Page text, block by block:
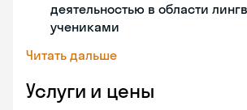
деятельностью в области
учениками
Читать дальше
Услуги и цены